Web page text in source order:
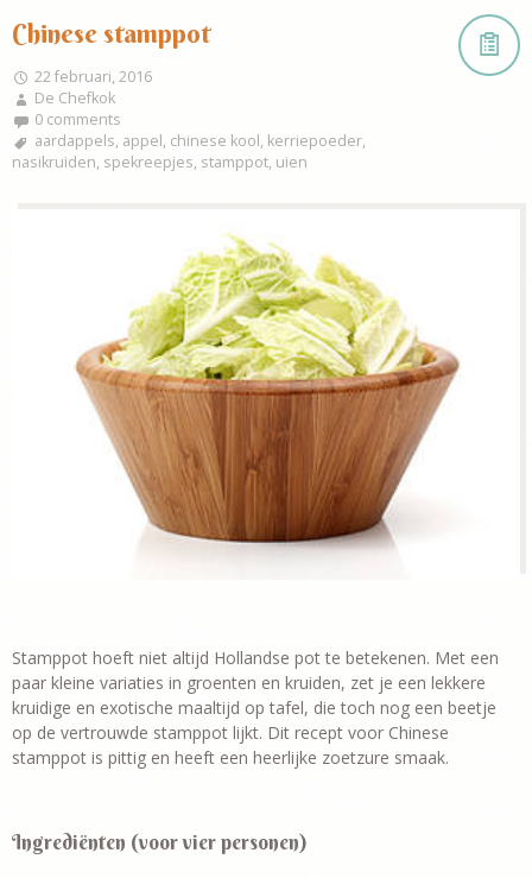
Chinese stamppot
22 februari, 2016
De Chefkok
0 comments
aardappels, appel, chinese kool, kerriepoeder,
nasikruiden, spekreepjes, stamppot, uien
Stamppot hoeft niet altijd Hollandse pot te betekenen. Met een
paar kleine variaties in groenten en kruiden, zet je een lekkere
kruidige en exotische maaltijd op tafel, die toch nog een beetje
op de vertrouwde stamppot lijkt. Dit recept voor Chinese
stamppot is pittig en heeft een heerlijke zoetzure smaak.
Ingrediënten (voor vier personen)